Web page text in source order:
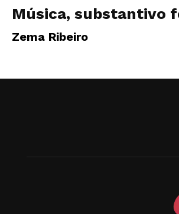
Música, substantivo
Zema Ribeiro